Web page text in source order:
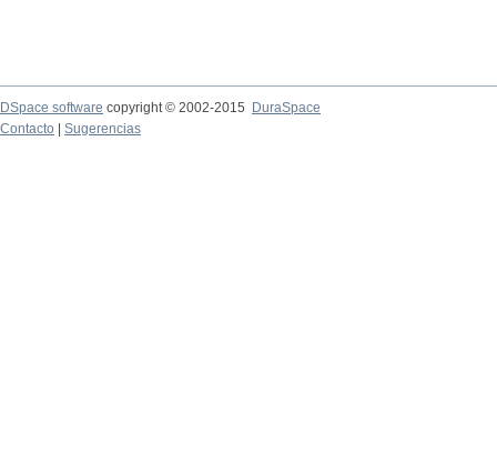
DSpace software copyright © 2002-2015
DuraSpace
Contacto
Sugerencias